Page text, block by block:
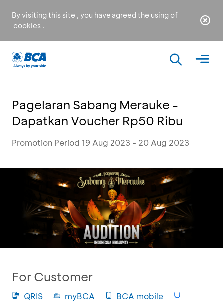
By visiting this site , you have agreed the using of
cookies .
Pagelaran Sabang Merauke -
Dapatkan Voucher Rp50 Ribu
Promotion Period 19 Aug 2023 - 20 Aug 2023
For Customer
QRIS myBCA
BCA mobile